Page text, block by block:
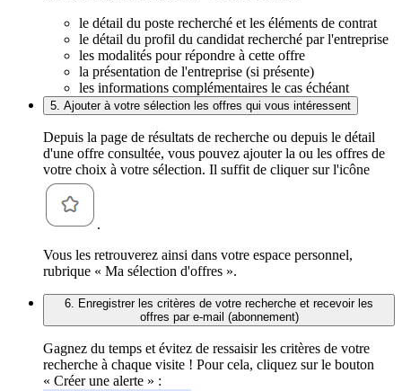
le détail du poste recherché et les éléments de contrat
le détail du profil du candidat recherché par l'entreprise
les modalités pour répondre à cette offre
la présentation de l'entreprise (si présente)
les informations complémentaires le cas échéant
5. Ajouter à votre sélection les offres qui vous intéressent
Depuis la page de résultats de recherche ou depuis le détail
d'une offre consultée, vous pouvez ajouter la ou les offres de
votre choix à votre sélection. Il suffit de cliquer sur l'icône
.
Vous les retrouverez ainsi dans votre espace personnel,
rubrique « Ma sélection d'offres ».
6. Enregistrer les critères de votre recherche et recevoir les
offres par e-mail (abonnement)
Gagnez du temps et évitez de ressaisir les critères de votre
recherche à chaque visite ! Pour cela, cliquez sur le bouton
« Créer une alerte » :